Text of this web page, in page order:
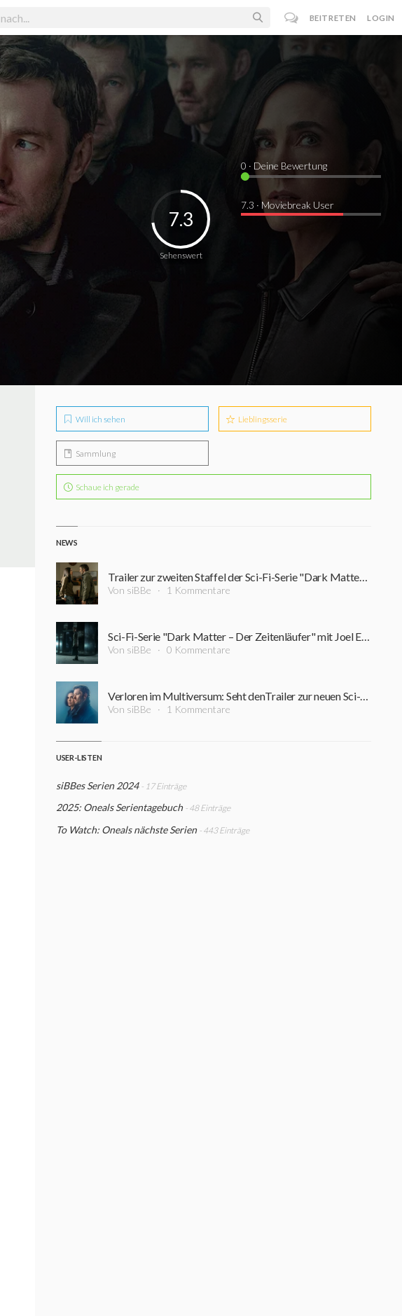
BEITRETEN LOGIN
Sehenswert
7.3
0 · Deine Bewertung
7.3 · Moviebreak User
Will ich sehen Lieblingsserie
Sammlung
Schaue ich gerade
NEWS
Trailer zur zweiten Staffel der Sci-Fi-Serie "Dark Matter – Der Zeitenläufer" erschienen
Von siBBe 1 Kommentare
Sci-Fi-Serie "Dark Matter – Der Zeitenläufer" mit Joel Edgerton und Jennifer Connelly bekommt eine zweite Staffel auf Apple TV+
Von siBBe 0 Kommentare
Von siBBe 1 Kommentare
USER-LISTEN
siBBes Serien 2024 - 17 Einträge
2025: Oneals Serientagebuch - 48 Einträge
To Watch: Oneals nächste Serien - 443 Einträge